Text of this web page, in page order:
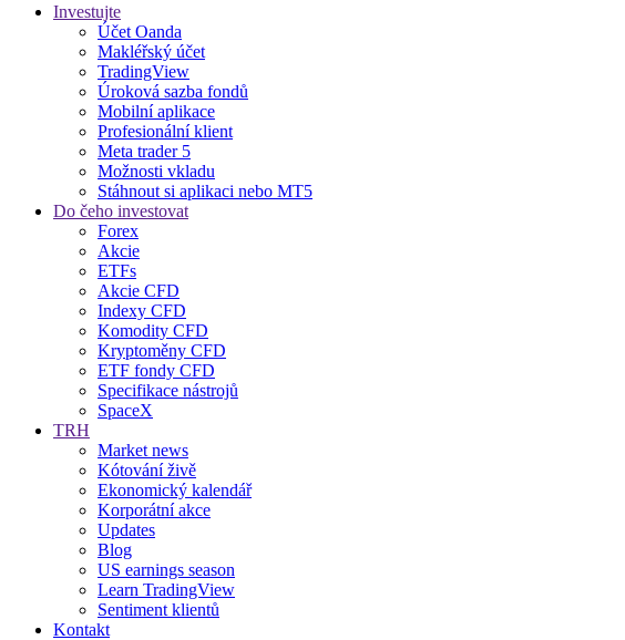
Investujte
Účet Oanda
Makléřský účet
TradingView
Úroková sazba fondů
Mobilní aplikace
Profesionální klient
Meta trader 5
Možnosti vkladu
Stáhnout si aplikaci nebo MT5
Do čeho investovat
Forex
Akcie
ETFs
Akcie CFD
Indexy CFD
Komodity CFD
Kryptoměny CFD
ETF fondy CFD
Specifikace nástrojů
SpaceX
TRH
Market news
Kótování živě
Ekonomický kalendář
Korporátní akce
Updates
Blog
US earnings season
Learn TradingView
Sentiment klientů
Kontakt